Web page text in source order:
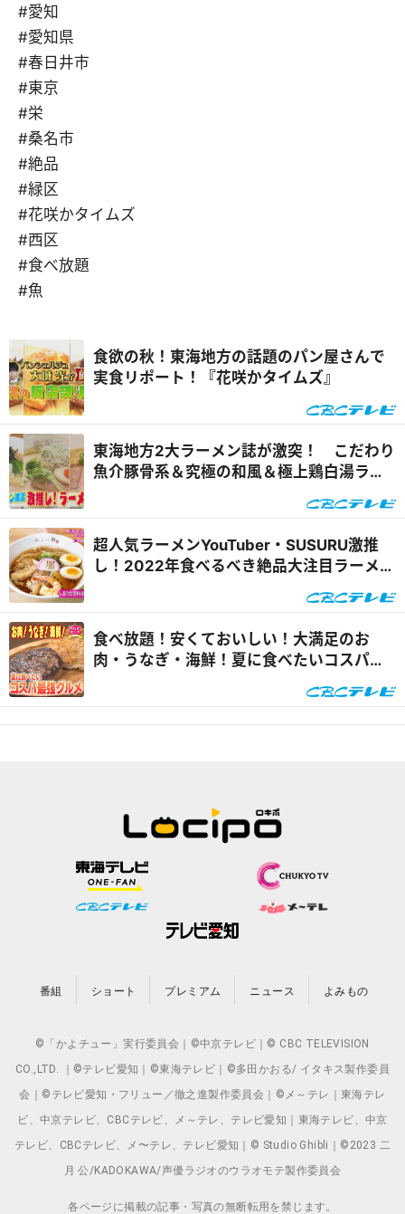
#愛知
#愛知県
#春日井市
#東京
#栄
#桑名市
#絶品
#緑区
#花咲かタイムズ
#西区
#食べ放題
#魚
食欲の秋！東海地方の話題のパン屋さんで
実食リポート！『花咲かタイムズ』
東海地方2大ラーメン誌が激突！ こだわり
魚介豚骨系＆究極の和風＆極上鶏白湯ラー
超人気ラーメンYouTuber・SUSURU激推
し！2022年食べるべき絶品大注目ラーメ
食べ放題！安くておいしい！大満足のお
肉・うなぎ・海鮮！夏に食べたいコスパ最
番組 ショート プレミアム ニュース よみもの
©「かよチュー」実行委員会｜©中京テレビ｜© CBC TELEVISION
CO.,LTD. ｜©テレビ愛知｜©東海テレビ｜©多田かおる/ イタキス製作委員
会｜©テレビ愛知・フリュー／徹之進製作委員会｜©メ～テレ｜東海テレ
ビ、中京テレビ、CBCテレビ、メ～テレ、テレビ愛知｜東海テレビ、中京
テレビ、CBCテレビ、メ〜テレ、テレビ愛知｜© Studio Ghibli｜©2023 二
月 公/KADOKAWA/声優ラジオのウラオモテ製作委員会
各ページに掲載の記事・写真の無断転用を禁じます。